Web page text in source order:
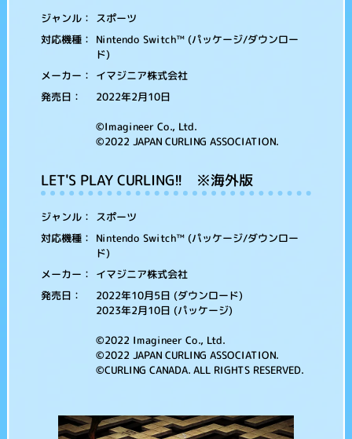
ジャンル： スポーツ
対応機種： Nintendo Switch™ (パッケージ/ダウンロー
ド)
メーカー： イマジニア株式会社
発売日： 2022年2月10日
©Imagineer Co., Ltd.
©2022 JAPAN CURLING ASSOCIATION.
LET'S PLAY CURLING!! ※海外版
ジャンル： スポーツ
対応機種： Nintendo Switch™ (パッケージ/ダウンロー
ド)
メーカー： イマジニア株式会社
発売日： 2022年10月5日 (ダウンロード)
2023年2月10日 (パッケージ)
©2022 Imagineer Co., Ltd.
©2022 JAPAN CURLING ASSOCIATION.
©CURLING CANADA. ALL RIGHTS RESERVED.